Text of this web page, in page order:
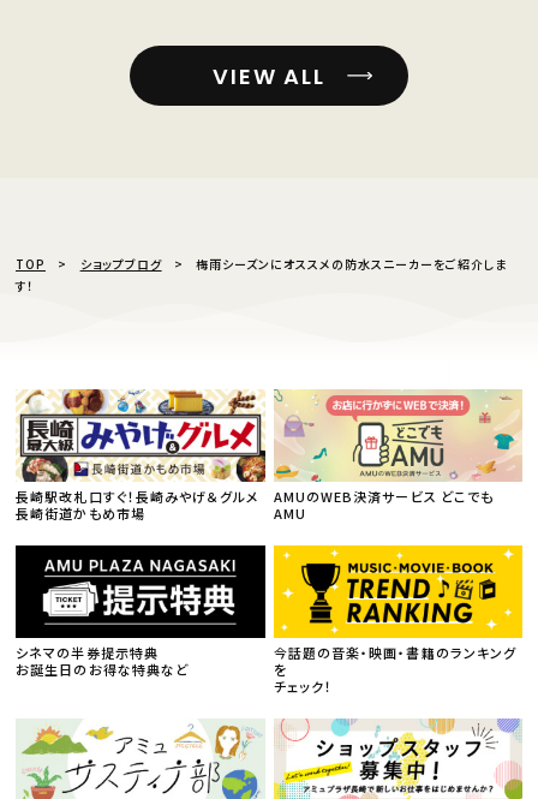
VIEW ALL
TOP ショップブログ
梅雨シーズンにオススメの防水スニーカーをご紹介しま
す！
長崎駅改札口すぐ！長崎みやげ＆グルメ
長崎街道かもめ市場
AMUのWEB決済サービス どこでも
AMU
シネマの半券提示特典
お誕生日のお得な特典など
今話題の音楽・映画・書籍のランキング
を
チェック！